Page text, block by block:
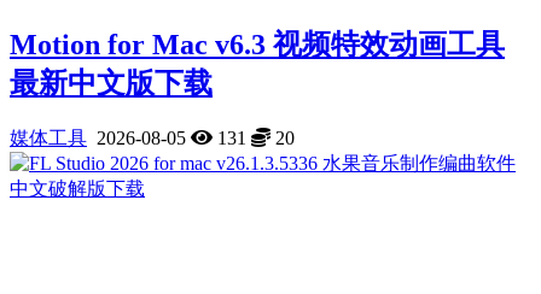
Motion for Mac v6.3 视频特效动画工具
最新中文版下载
媒体工具 2026-08-05 131 20